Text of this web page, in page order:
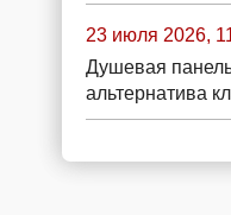
23 июля 2026,
Душевая
альтернатива